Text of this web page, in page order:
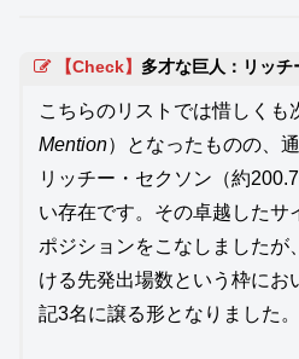
【Check】 多才な巨人：リッチ
こちらのリストでは惜しくも
Mention）となったものの、
リッチー・セクソン（約
い存在です。その卓越したサ
ポジションをこなしましたが
ける先発出場数という枠にお
記3名に譲る形となりました。